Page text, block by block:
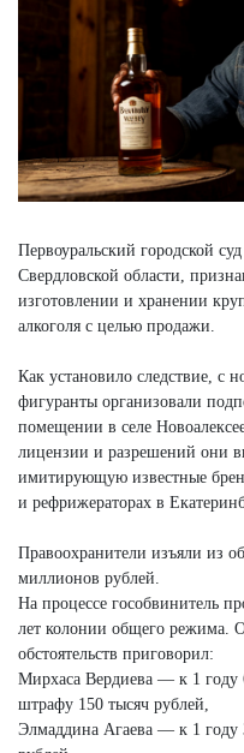
Первоуральский городской
Свердловской области,
изготовлении и хранении
алкоголя с целью продажи.
Как установило следствие, с
фигуранты организовали
помещении в селе
лицензии и разрешений они
имитирующую известные
и рефрижераторах в
Правоохранители изъяли из
миллионов рублей.
На процессе гособвинитель
лет колонии общего режима.
обстоятельств приговорил:
Мирхаса Вердиева — к 1
штрафу 150 тысяч рублей,
Элмаддина Агаева — к 1 году